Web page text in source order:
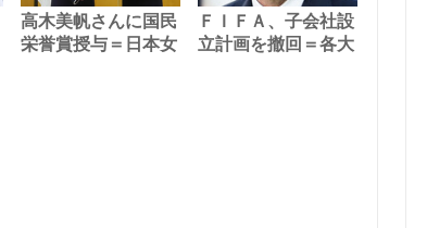
高木美帆さんに国民
栄誉賞授与＝日本女
ＦＩＦＡ、子会社設
立計画を撤回＝各大